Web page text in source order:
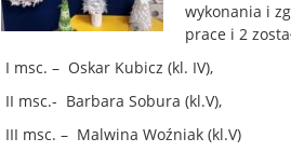
wykonania i
prace i 2
I msc. – Oskar Kubicz (kl. IV),
II msc.- Barbara Sobura (kl.V),
III msc. – Malwina Woźniak (kl.V)